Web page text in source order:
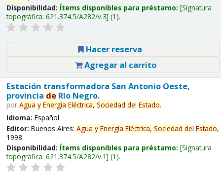
Disponibilidad: Ítems disponibles para préstamo: Signatura
topográfica: 621.374.5/A282/v.3 (1).
Hacer reserva
Agregar al carrito
Estación transformadora San Antonio Oeste,
provincia deRío Negro.
por Agua y Energía Eléctrica, Sociedad del Estado.
Idioma: Español
Editor: Buenos Aires: Agua y Energía Eléctrica, Sociedad del Estado,
1998
Disponibilidad: Ítems disponibles para préstamo: Signatura
topográfica: 621.374.5/A282/v.1 (1).